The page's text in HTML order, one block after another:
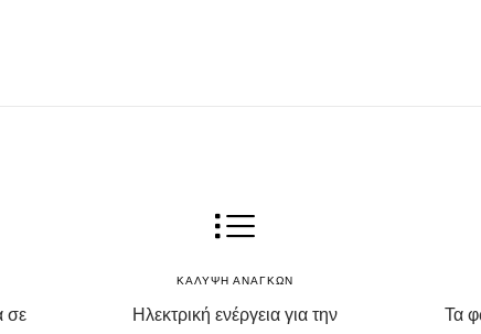
σε
ΚΑΛΥΨΗ ΑΝΑΓΚΩΝ
Ηλεκτρική ενέργεια για την
Τα